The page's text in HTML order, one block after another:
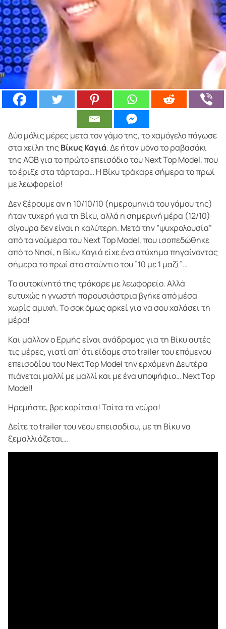
Δύο μόλις μέρες μετά τον γάμο της, το χαμόγελο πάγωσε
στα χείλη της Βίκυς Καγιά. Δε ήταν μόνο το ραβασάκι
της AGB για το πρώτο επεισόδιο του Next Top Model, που
το έριξε στα τάρταρα… Η Βίκυ τράκαρε σήμερα το πρωί
με λεωφορείο!
Δεν ξέρουμε αν η 10/10/10 (ημερομηνιά του γάμου της)
ήταν τυχερή για τη Βίκυ, αλλά η σημερινή μέρα (12/10)
σίγουρα δεν είναι η καλύτερη. Μετά την ”ψυχρολουσία”
από τα νούμερα του Next Top Model, που ισοπεδώθηκε
από το Νησί, η Βίκυ Καγιά είχε ένα ατύχημα πηγαίνοντας
σήμερα το πρωί στο στούντιο του ”10 με 1 μαζί”…
Το αυτοκίνητό της τράκαρε με λεωφορείο. Αλλά
ευτυχώς η γνωστή παρουσιάστρια βγήκε από μέσα
χωρίς αμυχή. Το σοκ όμως αρκεί για να σου χαλάσει τη
μέρα!
Και μάλλον ο Ερμής είναι ανάδρομος για τη Βίκυ αυτές
τις μέρες, γιατί απ’ ότι είδαμε στο trailer του επόμενου
επεισοδίου του Next Top Model την ερχόμενη Δευτέρα
πιάνεται μαλλί με μαλλί και με ένα υποψήφιο… Next Top
Model!
Ηρεμήστε, βρε κορίτσια! Τσίτα τα νεύρα!
Δείτε το trailer του νέου επεισοδίου, με τη Βίκυ να
ξεμαλλιάζεται…